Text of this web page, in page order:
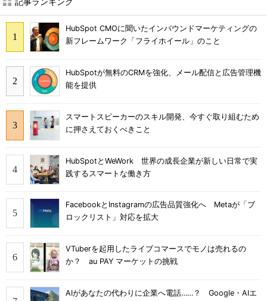
HubSpot CMOに聞いたインバウンドマーケティングの
新フレームワーク「フライホイール」のこと
HubSpotが無料のCRMを強化、メール配信と広告管理機
能を提供
スマートスピーカーのスキル開発、今すぐ取り組むため
に押さえておくべきこと
HubSpotとWeWork 世界の成長企業が新しい日常で実
践するスマートな働き方
FacebookとInstagramの広告品質強化へ Metaが「ブ
ロックリスト」対応を拡大
VTuberを起用したライブコマースでモノは売れるの
か？ au PAY マーケットの挑戦
AIがあなたの代わりに企業へ電話……？ Google・AIエ